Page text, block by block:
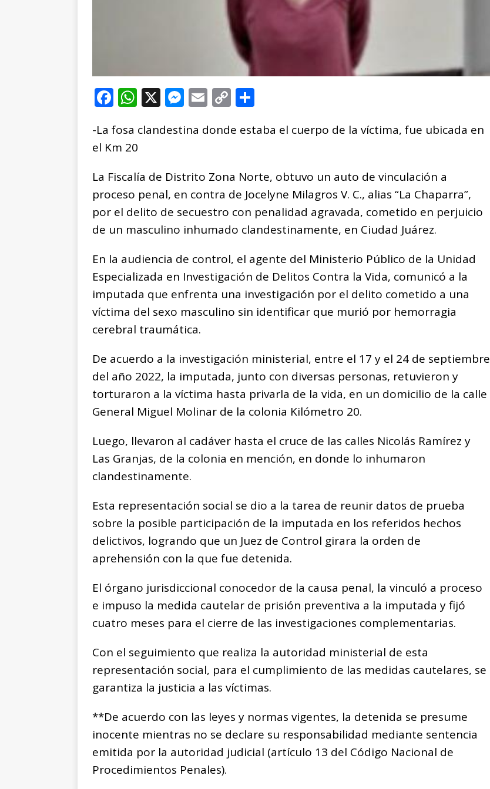
F
c
e
b
o
o
k
W
at
s
A
p
p
X M
ss
n
g
e
r
E
ai
C
p
Li
n
k
m
ar
ti
r
-​La fosa clandestina donde estaba el cuerpo de la víctima, fue ubicada en
el Km 20
La Fiscalía de Distrito Zona Norte, obtuvo un auto de vinculación a
proceso penal, en contra de Jocelyne Milagros V. C., alias “La Chaparra”,
por el delito de secuestro con penalidad agravada, cometido en perjuicio
de un masculino inhumado clandestinamente, en Ciudad Juárez.
En la audiencia de control, el agente del Ministerio Público de la Unidad
Especializada en Investigación de Delitos Contra la Vida, comunicó a la
imputada que enfrenta una investigación por el delito cometido a una
víctima del sexo masculino sin identificar que murió por hemorragia
cerebral traumática.
De acuerdo a la investigación ministerial, entre el 17 y el 24 de septiembre
del año 2022, la imputada, junto con diversas personas, retuvieron y
torturaron a la víctima hasta privarla de la vida, en un domicilio de la calle
General Miguel Molinar de la colonia Kilómetro 20.
Luego, llevaron al cadáver hasta el cruce de las calles Nicolás Ramírez y
Las Granjas, de la colonia en mención, en donde lo inhumaron
clandestinamente.
Esta representación social se dio a la tarea de reunir datos de prueba
sobre la posible participación de la imputada en los referidos hechos
delictivos, logrando que un Juez de Control girara la orden de
aprehensión con la que fue detenida.
El órgano jurisdiccional conocedor de la causa penal, la vinculó a proceso
e impuso la medida cautelar de prisión preventiva a la imputada y fijó
cuatro meses para el cierre de las investigaciones complementarias.
Con el seguimiento que realiza la autoridad ministerial de esta
representación social, para el cumplimiento de las medidas cautelares, se
garantiza la justicia a las víctimas.
**De acuerdo con las leyes y normas vigentes, la detenida se presume
inocente mientras no se declare su responsabilidad mediante sentencia
emitida por la autoridad judicial (artículo 13 del Código Nacional de
Procedimientos Penales).